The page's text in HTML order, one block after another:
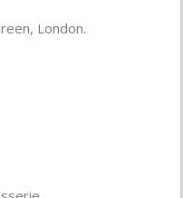
London.